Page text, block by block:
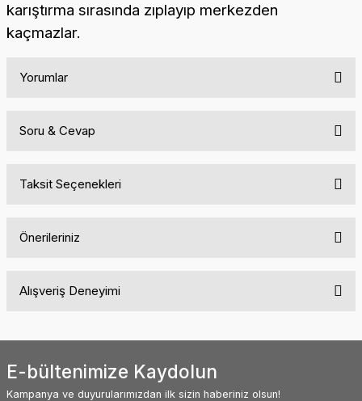
karıştırma sırasında zıplayıp merkezden
kaçmazlar.
Yorumlar
Soru & Cevap
Taksit Seçenekleri
Önerileriniz
konularda yetersiz gördüğünüz noktaları öneri formunu kullanarak
Ürün resmi kalitesiz, bozuk veya görüntülenemiyor.
Ürün açıklamasında eksik bilgiler bulunuyor.
Alışveriş Deneyimi
ve menü yapısı oldukça kullanışlı. Diğer
baktırıyor. Başarılarınız sürekli olsun.
E-bültenimize Kaydolun
Kampanya ve duyurularımızdan ilk sizin haberiniz olsun!